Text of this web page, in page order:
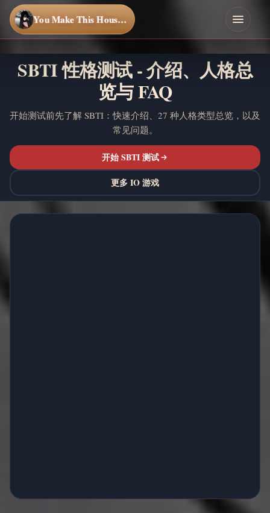
You Make This House a Home
SBTI 性格测试 - 介绍、人格总
览与 FAQ
开始测试前先了解 SBTI：快速介绍、27 种人格类型总览，以及
常见问题。
开始 SBTI 测试
更多 IO 游戏